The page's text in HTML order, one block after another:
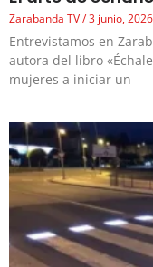
Zarabanda TV 3 junio, 2026
Entrevistamos en
autora del libro
mujeres a iniciar un